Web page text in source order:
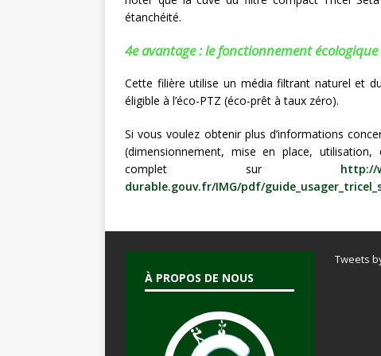
étanchéité.
4e avantage : le fonctionnement
Cette filière utilise un média filtrant naturel et
éligible à l’éco-PTZ (éco-prêt à taux zéro).
Si vous voulez obtenir plus d’informations
(dimensionnement, mise en place,
complet sur http://
durable.gouv.fr/IMG/pdf/
À PROPOS DE NOUS
Tweets